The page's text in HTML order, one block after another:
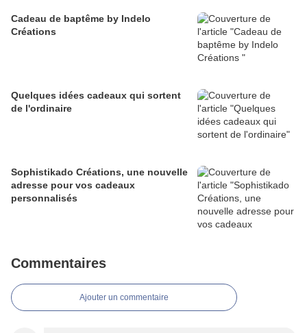
Cadeau de baptême by Indelo
Créations
Quelques idées cadeaux qui sortent
de l'ordinaire
Sophistikado Créations, une nouvelle
adresse pour vos cadeaux
personnalisés
Commentaires
Ajouter un commentaire